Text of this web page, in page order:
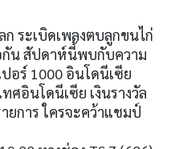
ระเบิดเพลงตบลูกขนไก่
น สัปดาห์นี้พบกับความ
อร์ 1000 อินโดนีเซีย
ศอินโดนีเซีย เงินรางวัล
ยการ ใครจะคว้าแชมป์